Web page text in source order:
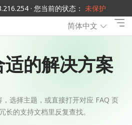
· 您当前的状态： 未保护
简体中文
的解决方案
选择主题，或直接打开对应 FAQ 页
长的支持文档里反复查找。